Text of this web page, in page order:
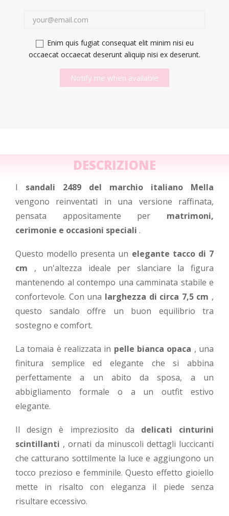
Enim quis fugiat consequat elit minim nisi eu
occaecat occaecat deserunt aliquip nisi ex deserunt.
Notify me when available
DESCRIZIONE
I sandali 2489 del marchio italiano Mella
vengono reinventati in una versione raffinata,
pensata appositamente per matrimoni,
cerimonie e occasioni speciali .
Questo modello presenta un elegante tacco di 7
cm , un'altezza ideale per slanciare la figura
mantenendo al contempo una camminata stabile e
confortevole. Con una larghezza di circa 7,5 cm ,
questo sandalo offre un buon equilibrio tra
sostegno e comfort.
La tomaia è realizzata in pelle bianca opaca , una
finitura semplice ed elegante che si abbina
perfettamente a un abito da sposa, a un
abbigliamento formale o a un outfit estivo
elegante.
Il design è impreziosito da delicati cinturini
scintillanti , ornati da minuscoli dettagli luccicanti
che catturano sottilmente la luce e aggiungono un
tocco prezioso e femminile. Questo effetto gioiello
mette in risalto con eleganza il piede senza
risultare eccessivo.